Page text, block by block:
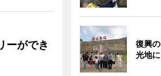
ーができ
復興
光地